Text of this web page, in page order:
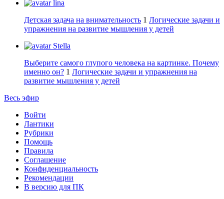
lina
Детская задача на внимательность 1 Логические задачи и
упражнения на развитие мышления у детей
Stella
Выберите самого глупого человека на картинке. Почему
именно он? 1 Логические задачи и упражнения на
развитие мышления у детей
Весь эфир
Войти
Лантики
Рубрики
Помощь
Правила
Соглашение
Конфиденциальность
Рекомендации
В версию для ПК